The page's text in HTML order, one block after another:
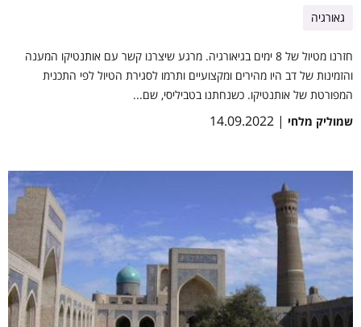
גאורגיה
חזרנו מטיול של 8 ימים בגיאורגיה. מרגע שיצרנו קשר עם אותנטיקו המענה
והזמינות של דב היו מהירים ומקצועיים ותרמו לסגירת הטיול לפי התכנית
המפורטת של אותנטיקו. כשנחתנו בטביליסי, שם...
שמוליק מלחי | 14.09.2022